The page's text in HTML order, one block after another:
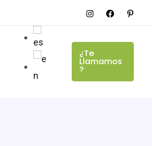
¿Te
Llamamos
?